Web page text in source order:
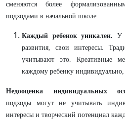
сменяются более
подходами в начальной школе.
Каждый ребенок уникален. У
развития, свои интересы.
учитывают это. Креативные
каждому ребенку
Недооценка индивидуальных
подходы могут не учитывать
интересы и творческий потенциал